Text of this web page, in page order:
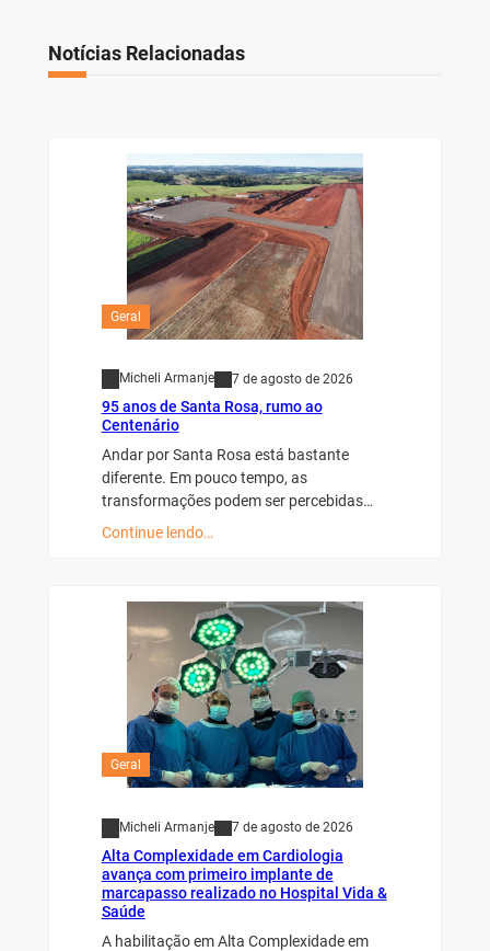
Notícias Relacionadas
Geral
Micheli Armanje 7 de agosto de 2026
95 anos de Santa Rosa, rumo ao
Centenário
Andar por Santa Rosa está bastante
diferente. Em pouco tempo, as
transformações podem ser percebidas…
Continue lendo…
Geral
Micheli Armanje 7 de agosto de 2026
Alta Complexidade em Cardiologia
avança com primeiro implante de
marcapasso realizado no Hospital Vida &
Saúde
A habilitação em Alta Complexidade em